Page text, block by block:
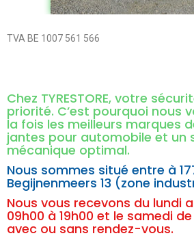
TVA BE 1007 561 566
Chez TYRESTORE, votre
priorité. C’est pourquoi nous
la fois les meilleurs marques
jantes pour automobile et un
mécanique optimal.
Nous sommes situé entre à
Begijnenmeers 13 (zone
Nous vous recevons du lundi
09h00 à 19h00 et le samedi
avec ou sans rendez-vous.